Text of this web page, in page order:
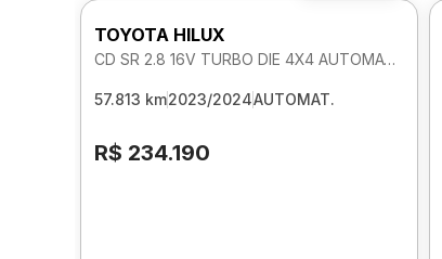
TOYOTA HILUX
CD SR 2.8 16V TURBO DIE 4X4 AUTOMATICO
57.813 km2023/2024AUTOMAT.
R$ 234.190